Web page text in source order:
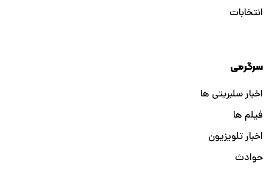
انتخابات
سرگرمی
اخبار سلبریتی ها
فیلم ها
اخبار تلویزیون
حوادث